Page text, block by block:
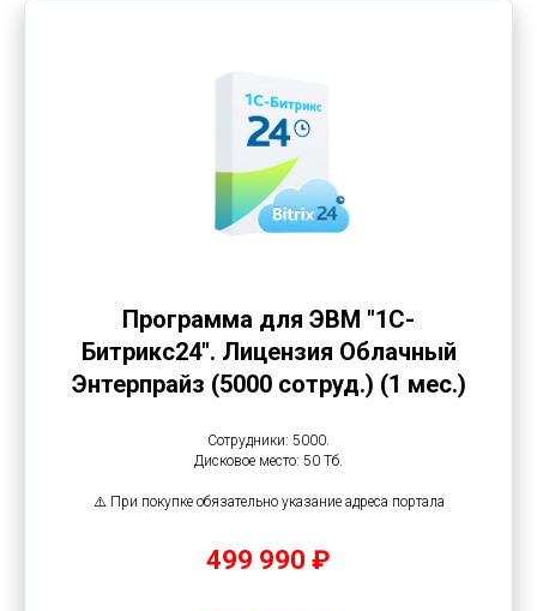
Программа для ЭВМ "1С-
Битрикс24". Лицензия Облачный
Энтерпрайз (5000 сотруд.) (1 мес.)
Сотрудники: 5000.
Дисковое место: 50 Тб.
⚠️ При покупке обязательно указание адреса портала
499 990 ₽